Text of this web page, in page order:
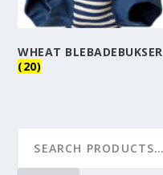
WHEAT BLEBADEBUKSER
(20)